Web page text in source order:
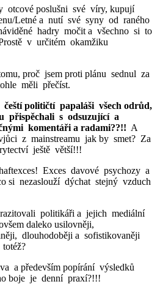
otcové poslušni své víry, kupují
Letné a nutí své syny od raného
hadry močit a všechno si to
v určitém okamžiku
proč jsem proti plánu sednul za
měli přečíst.
političtí papaláši všech odrůd,
přispěchali s odsuzující a
komentáři a radami??!! A
z mainstreamu jak by smet? Za
ještě větší!!!
Exces davové psychozy a
si nezaslouží dýchat stejný vzduch
politikáři a jejich mediální
daleko usilovněji,
dlouhodoběji a sofistikovaněji
a především popírání výsledků
boje je denní praxí?!!!